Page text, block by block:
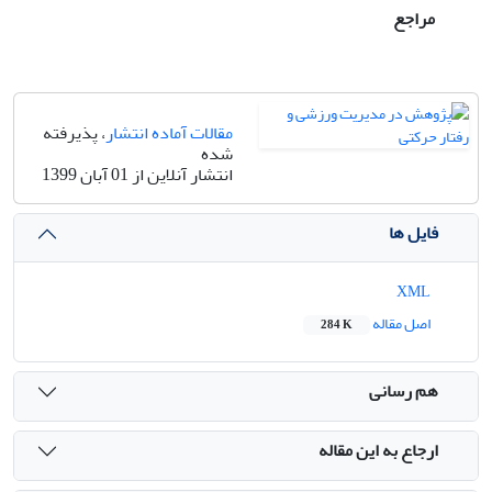
مراجع
مقالات آماده انتشار، پذیرفته
شده
انتشار آنلاین از 01 آبان 1399
فایل ها
اصل مقاله
284 K
هم رسانی
ارجاع به این مقاله